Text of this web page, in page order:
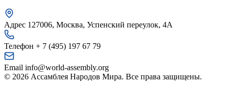
Адрес 127006, Москва, Успенский переулок, 4А
Телефон + 7 (495) 197 67 79
Email info@world-assembly.org
© 2026 Ассамблея Народов Мира. Все права защищены.